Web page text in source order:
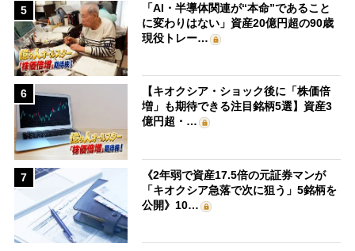
5
「AI・半導体関連が“本命”であること
に変わりはない」資産20億円超の90歳
現役トレー…
6
【キオクシア・ショック後に「株価倍
増」も期待できる注目銘柄5選】資産3
億円超・…
7
《2年弱で資産17.5倍の元証券マンが
「キオクシア急落で次に狙う」5銘柄を
公開》10…